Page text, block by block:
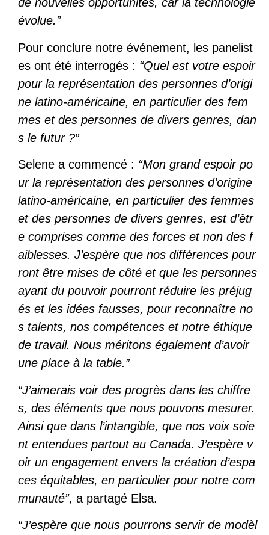
évolue.”
Pour conclure notre événement, les panelist
es ont été interrogés : “Quel est votre espoir
pour la représentation des personnes d’origi
ne latino-américaine, en particulier des fem
mes et des personnes de divers genres, dan
s le futur ?”
Selene a commencé : “Mon grand espoir po
ur la représentation des personnes d’origine
latino-américaine, en particulier des femmes
et des personnes de divers genres, est d’êtr
e comprises comme des forces et non des f
aiblesses. J’espère que nos différences pour
ront être mises de côté et que les personnes
ayant du pouvoir pourront réduire les préjug
és et les idées fausses, pour reconnaître no
s talents, nos compétences et notre éthique
de travail. Nous méritons également d’avoir
une place à la table.”
“J’aimerais voir des progrès dans les chiffre
s, des éléments que nous pouvons mesurer.
Ainsi que dans l’intangible, que nos voix soie
nt entendues partout au Canada. J’espère v
oir un engagement envers la création d’espa
ces équitables, en particulier pour notre com
munauté”, a partagé Elsa.
“J’espère que nous pourrons servir de modèl